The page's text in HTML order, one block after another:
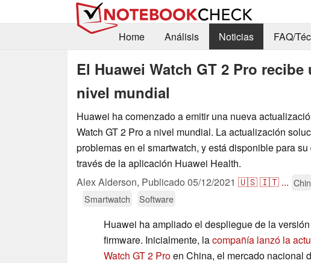
Home
Análisis Noticias FAQ/
El Huawei Watch GT 2 Pro
nivel mundial
Huawei ha comenzado a emitir una nueva
Watch GT 2 Pro a nivel mundial. La actualización
problemas en el smartwatch, y está disponible para
través de la aplicación Huawei Health.
Alex Alderson, Publicado 05/12/2021 🇺🇸🇮🇹 ...
Smartwatch
Software
Huawei ha ampliado el despliegue de la
firmware. Inicialmente, lacompañía lanzó la
Watch GT 2 Proen China, el mercado nacional